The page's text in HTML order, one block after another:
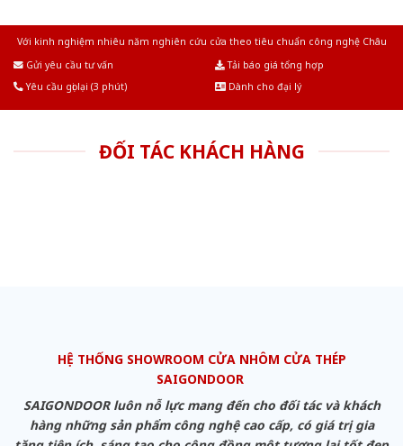
Với kinh nghiệm nhiêu năm nghiên cứu cửa theo tiêu chuẩn công nghệ Châu
Gửi yêu cầu tư vấn
Tải báo giá tổng hợp
Yêu cầu gọi lại (3 phút)
Dành cho đại lý
ĐỐI TÁC KHÁCH HÀNG
HỆ THỐNG SHOWROOM CỬA NHÔM CỬA THÉP
SAIGONDOOR
SAIGONDOOR luôn nỗ lực mang đến cho đối tác và khách
hàng những sản phẩm công nghệ cao cấp, có giá trị gia